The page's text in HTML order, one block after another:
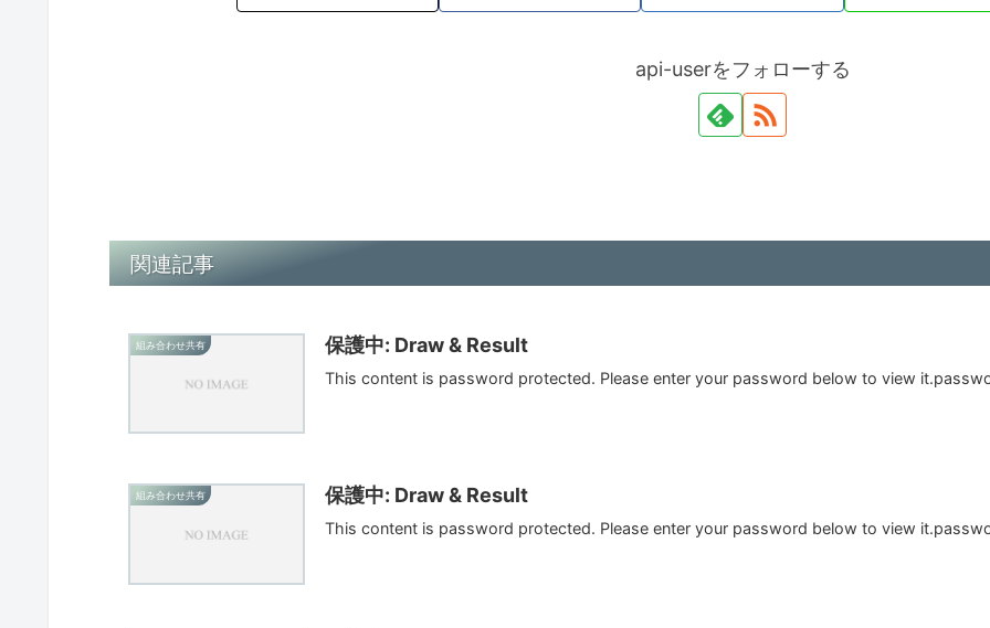
api-userをフォローする
関連記事
組み合わせ共有 保護中: Draw & Result
This content is password protected. Please enter your password below to view
組み合わせ共有 保護中: Draw & Result
This content is password protected. Please enter your password below to view